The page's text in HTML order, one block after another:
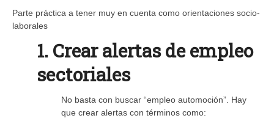
Parte práctica a tener muy en cuenta como orientaciones socio-
laborales
1. Crear alertas de empleo
sectoriales
No basta con buscar “empleo automoción”. Hay
que crear alertas con términos como: